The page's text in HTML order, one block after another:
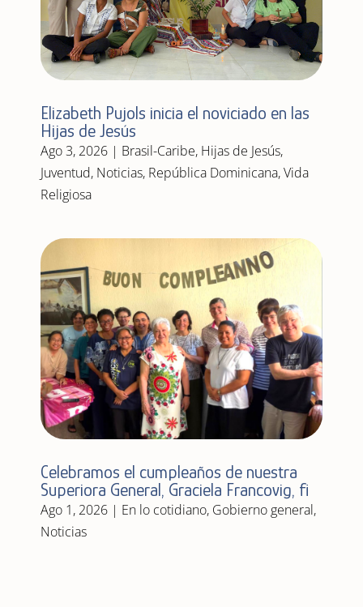
Elizabeth Pujols inicia el noviciado en las
Hijas de Jesús
Ago 3, 2026| Brasil-Caribe, Hijas de Jesús,
Juventud, Noticias, República Dominicana,Vida
Religiosa
Celebramos el cumpleaños de nuestra
Superiora General, Graciela Francovig, fi
Ago 1, 2026| En lo cotidiano, Gobierno general,
Noticias